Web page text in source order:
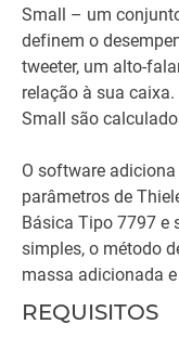
Small – um
definem o
tweeter, um alto-
relação à sua
Small são
O software
parâmetros de
Básica Tipo 7797 e
simples, o método
massa adicionada
REQUISITOS